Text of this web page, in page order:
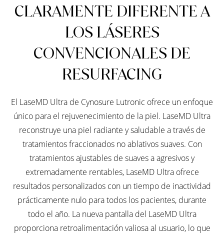
CLARAMENTE DIFERENTE A
LOS LÁSERES
CONVENCIONALES DE
RESURFACING
El LaseMD Ultra de Cynosure Lutronic ofrece un enfoque
único para el rejuvenecimiento de la piel. LaseMD Ultra
reconstruye una piel radiante y saludable a través de
tratamientos fraccionados no ablativos suaves. Con
tratamientos ajustables de suaves a agresivos y
extremadamente rentables, LaseMD Ultra ofrece
resultados personalizados con un tiempo de inactividad
prácticamente nulo para todos los pacientes, durante
todo el año. La nueva pantalla del LaseMD Ultra
proporciona retroalimentación valiosa al usuario, lo que